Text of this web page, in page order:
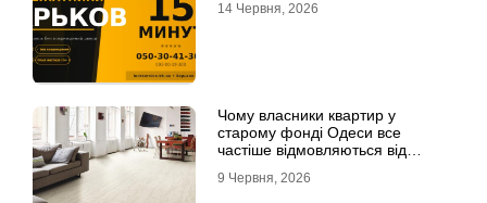
14 Червня, 2026
Чому власники квартир у
старому фонді Одеси все
частіше відмовляються від
9 Червня, 2026